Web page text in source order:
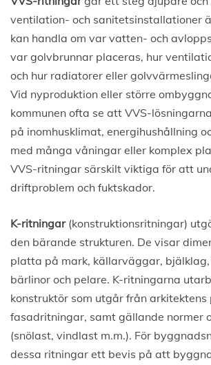
ventilation- och sanitetsinstallationer
kan handla om var vatten- och
var golvbrunnar placeras, hur
och hur radiatorer eller
Vid nyproduktion eller större
kommunen ofta se att VVS-
på inomhusklimat, energihushållning
med många våningar eller komplex
VVS-ritningar särskilt viktiga för att
driftproblem och fuktskador.
K-ritningar(konstruktionsritningar)
den bärande strukturen. De visar
platta på mark, källarväggar,
bärlinor och pelare. K-ritningarna
konstruktör som utgår från arkitektens
fasadritningar, samt gällande normer
(snölast, vindlast m.m.). För
dessa ritningar ett bevis på att